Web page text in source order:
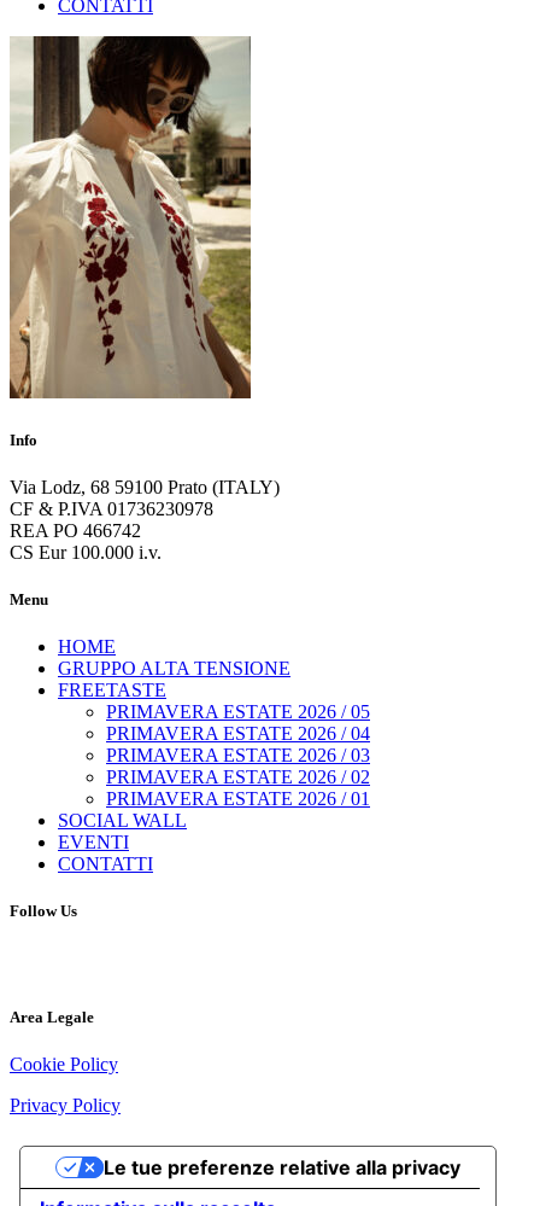
CONTATTI
Info
Via Lodz, 68 59100 Prato (ITALY)
CF & P.IVA 01736230978
REA PO 466742
CS Eur 100.000 i.v.
Menu
HOME
GRUPPO ALTA TENSIONE
FREETASTE
PRIMAVERA ESTATE 2026 / 05
PRIMAVERA ESTATE 2026 / 04
PRIMAVERA ESTATE 2026 / 03
PRIMAVERA ESTATE 2026 / 02
PRIMAVERA ESTATE 2026 / 01
SOCIAL WALL
EVENTI
CONTATTI
Follow Us
Area Legale
Cookie Policy
Privacy Policy
Le tue preferenze relative alla privacy